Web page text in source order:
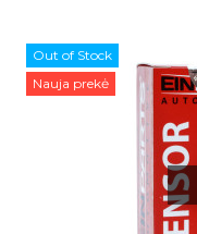
Out of Stock
Nauja prekė